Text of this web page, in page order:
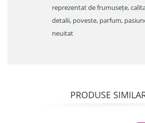
reprezentat de frumusețe,
detalii, poveste, parfum,
neuitat
PRODUSE